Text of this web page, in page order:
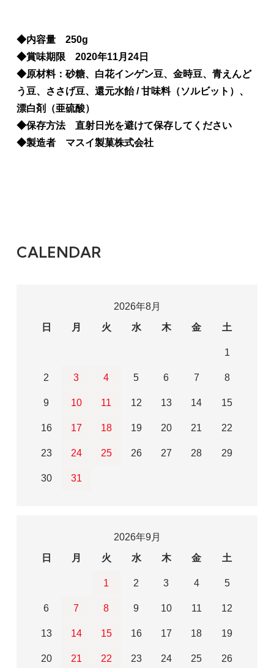
◆内容量 250g
◆賞味期限 2020年11月24日
◆原材料：砂糖、白花インゲン豆、金時豆、青えんど
う豆、ささげ豆、還元水飴 / 甘味料（ソルビット）、
漂白剤（亜硫酸）
◆保存方法 直射日光を避けて保存してください
◆製造者 マスイ製菓株式会社
CALENDAR
2026年8月
日
月 火 水 木 金 土
1
2 3 4 5 6 7 8
9 10 11 12 13 14 15
16 17 18 19 20 21 22
23 24 25 26 27 28 29
30 31
2026年9月
日
月 火 水 木 金 土
1 2 3 4 5
6 7 8 9 10 11 12
13 14 15 16 17 18 19
20 21 22 23 24 25 26